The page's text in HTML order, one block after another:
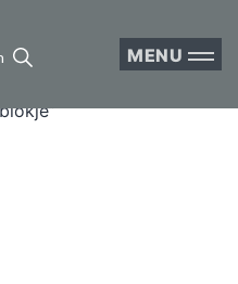
MENU